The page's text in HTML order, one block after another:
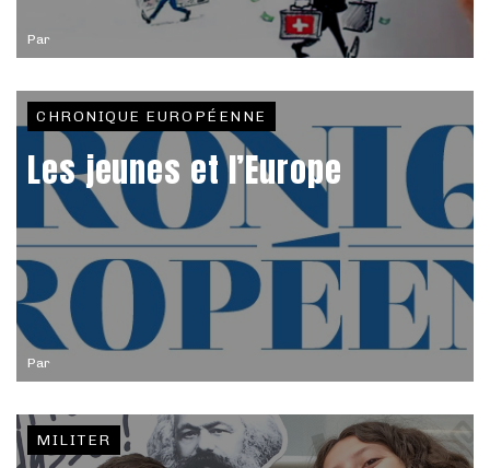
Par
Par
CHRONIQUE EUROPÉENNE
Les jeunes et l’Europe
MILITER